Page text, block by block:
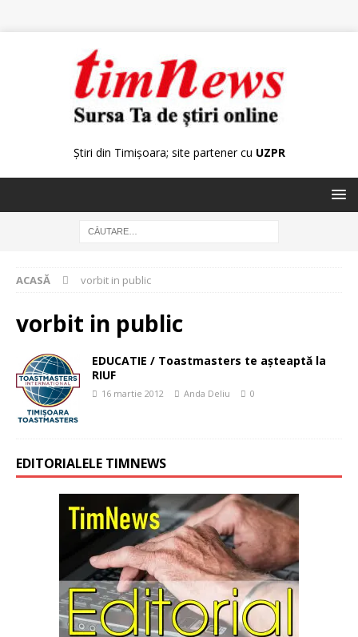
Știri din Timișoara; site partener cu UZPR
ACASĂ vorbit in public
vorbit in public
EDUCATIE / Toastmasters te aşteaptă la
RIUF
16 martie 2012 Anda Deliu 0
EDITORIALELE TIMNEWS